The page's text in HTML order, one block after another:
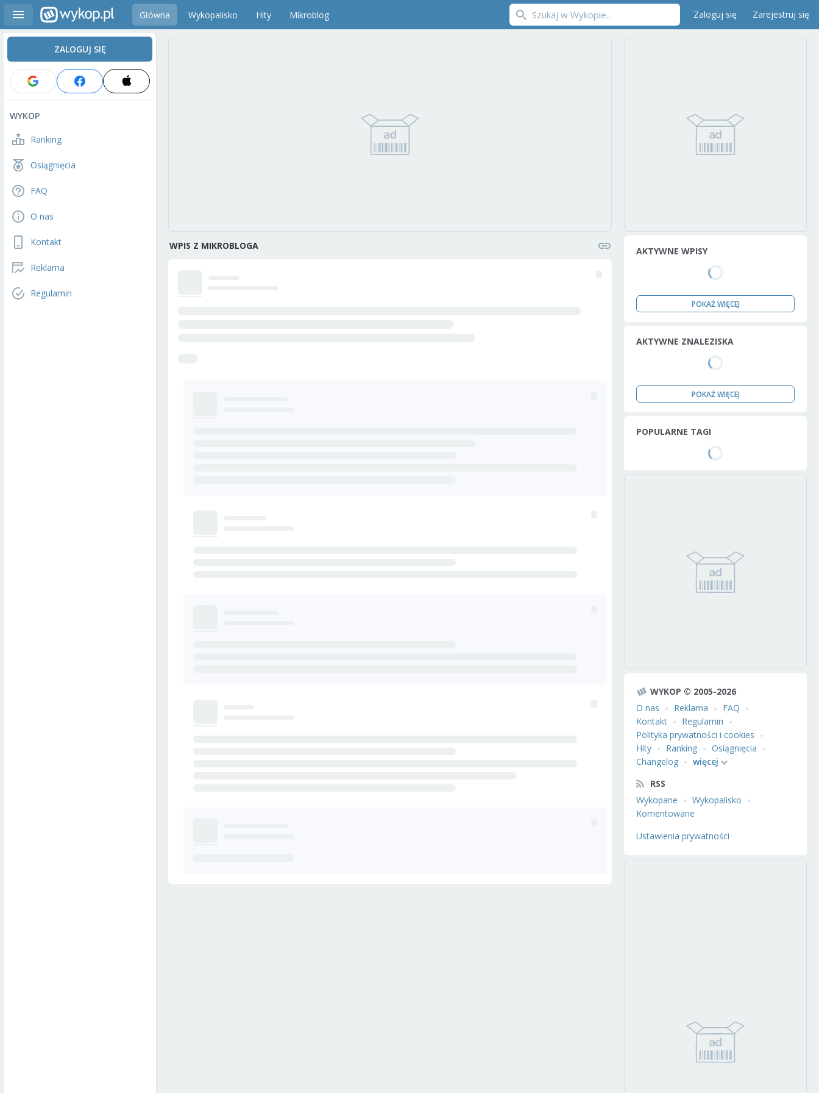
Główna Wykopalisko Hity Mikroblog Zaloguj się Zarejestruj się
ZALOGUJ SIĘ
WYKOP
Ranking
Osiągnięcia
FAQ
O nas
Kontakt
Reklama
Regulamin
WPIS Z MIKROBLOGA AKTYWNE WPISY
POKAŻ WIĘCEJ
AKTYWNE ZNALEZISKA
POKAŻ WIĘCEJ
POPULARNE TAGI
WYKOP © 2005-2026
O nas
Reklama
FAQ
Kontakt
Regulamin
Polityka prywatności i cookies
Hity
Ranking
Osiągnięcia
Changelog
więcej
RSS
Wykopane
Wykopalisko
Komentowane
Ustawienia prywatności